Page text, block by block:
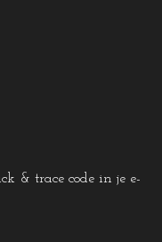
& trace code in je e-